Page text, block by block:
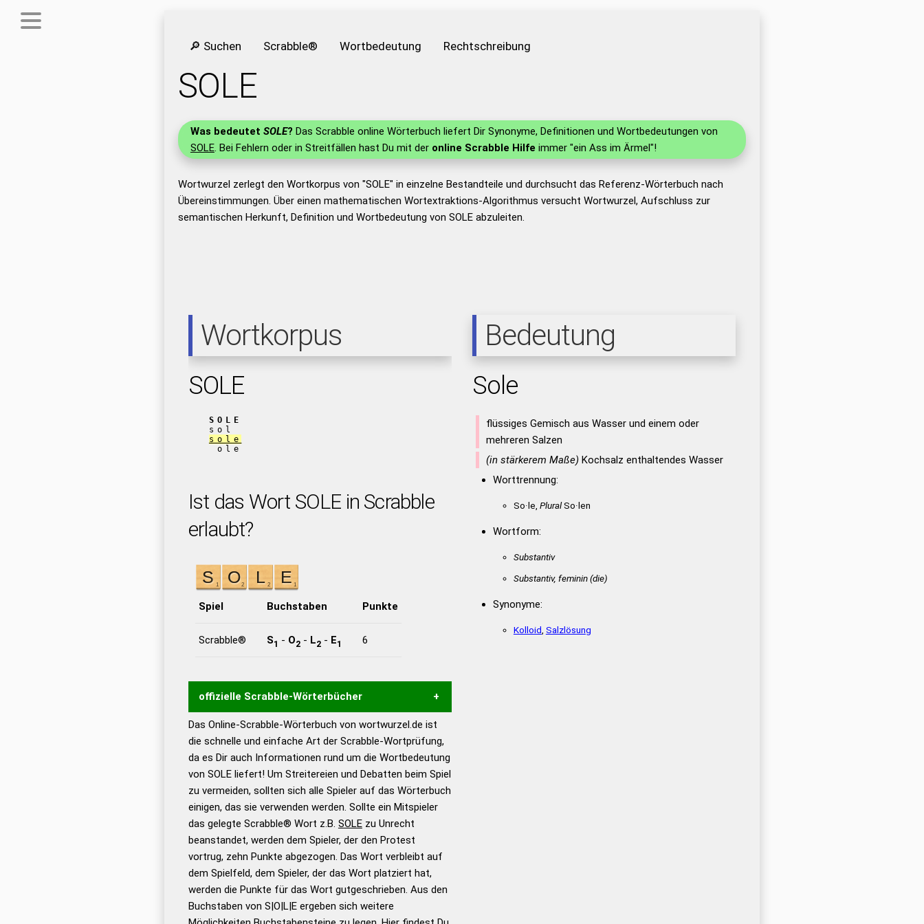
🔎 Suchen Scrabble® Wortbedeutung Rechtschreibung
SOLE
Was bedeutet SOLE? Das Scrabble online Wörterbuch liefert Dir Synonyme, Definitionen und Wortbedeutungen von
SOLE. Bei Fehlern oder in Streitfällen hast Du mit der online Scrabble Hilfe immer "ein Ass im Ärmel"!
Wortwurzel zerlegt den Wortkorpus von "SOLE" in einzelne Bestandteile und durchsucht das Referenz-Wörterbuch nach
Übereinstimmungen. Über einen mathematischen Wortextraktions-Algorithmus versucht Wortwurzel, Aufschluss zur
semantischen Herkunft, Definition und Wortbedeutung von SOLE abzuleiten.
Wortkorpus
SOLE
SOLE
sol
sole
ole
Ist das Wort SOLE in Scrabble
erlaubt?
Spiel Buchstaben Punkte
Scrabble® S1 - O2- L2- E1 6
offizielle Scrabble-Wörterbücher
Wortwurzel liefert mit Hilfe eines semantischen
Wortanalyse-Algorithmus gute Anhaltspunkte zu
Wortbedeutung, Worttrennung und Wortform, um die
Gültigkeit eines Wortes für das Scrabble-Spiel zu
bestimmen!
zugelassene Turnier Scrabble-
Wörterbücher sind:
Duden – Standardwerk in 12
Bänden
Duden – Richtiges und gutes
Deutsch
Das Online-Scrabble-Wörterbuch von wortwurzel.de ist
die schnelle und einfache Art der Scrabble-Wortprüfung,
da es Dir auch Informationen rund um die Wortbedeutung
von SOLE liefert! Um Streitereien und Debatten beim Spiel
zu vermeiden, sollten sich alle Spieler auf das Wörterbuch
einigen, das sie verwenden werden. Sollte ein Mitspieler
das gelegte Scrabble® Wort z.B. SOLEzu Unrecht
beanstandet, werden dem Spieler, der den Protest
vortrug, zehn Punkte abgezogen. Das Wort verbleibt auf
dem Spielfeld, dem Spieler, der das Wort platziert hat,
werden die Punkte für das Wort gutgeschrieben. Aus den
Buchstaben von S|O|L|E ergeben sich weitere
Bedeutung
Sole
flüssiges Gemisch aus Wasser und einem oder
mehreren Salzen
(in stärkerem Maße) Kochsalz enthaltendes Wasser
Worttrennung:
So·le, PluralSo·len
Wortform:
Substantiv
Substantiv, feminin(die)
Synonyme:
Kolloid Salzlösung